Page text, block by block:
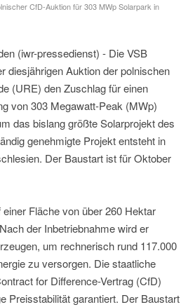
CfD-Auktion für 303 MWp Solarpark in
(iwr-pressedienst) - Die VSB
diesjährigen Auktion der polnischen
(URE) den Zuschlag für einen
von 303 Megawatt-Peak (MWp)
das bislang größte Solarprojekt des
genehmigte Projekt entsteht in
Der Baustart ist für Oktober
Fläche von über 260 Hektar
der Inbetriebnahme wird er
um rechnerisch rund 117.000
zu versorgen. Die staatliche
for Difference-Vertrag (CfD)
Preisstabilität garantiert. Der Baustart